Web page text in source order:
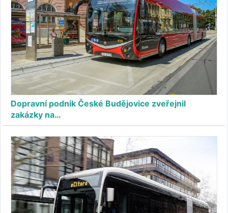
Dopravní podnik České Budějovice zveřejnil
zakázky na…